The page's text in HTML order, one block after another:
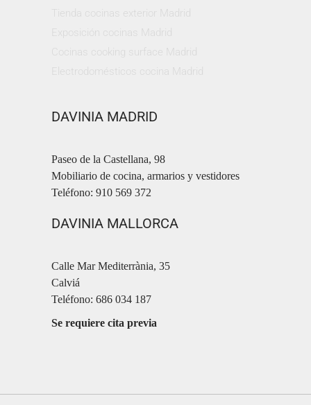
DAVINIA MADRID
Paseo de la Castellana, 98
Mobiliario de cocina, armarios y vestidores
Teléfono: 910 569 372
DAVINIA MALLORCA
Calle Mar Mediterrània, 35
Calviá
Teléfono: 686 034 187
Se requiere cita previa